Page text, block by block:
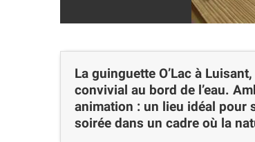
La guinguette O’Lac à
convivial au bord de l’eau.
animation : un lieu idéal pour
soirée dans un cadre où la